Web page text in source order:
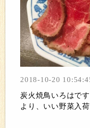
2018-10-20
炭火焼鳥いろはで
より、いい野菜入